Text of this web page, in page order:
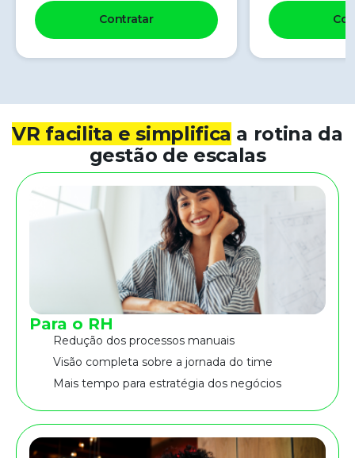
Contratar
VR facilita e simplifica a rotina da
gestão de escalas
Para o RH
Redução dos processos manuais
Visão completa sobre a jornada do time
Mais tempo para estratégia dos negócios